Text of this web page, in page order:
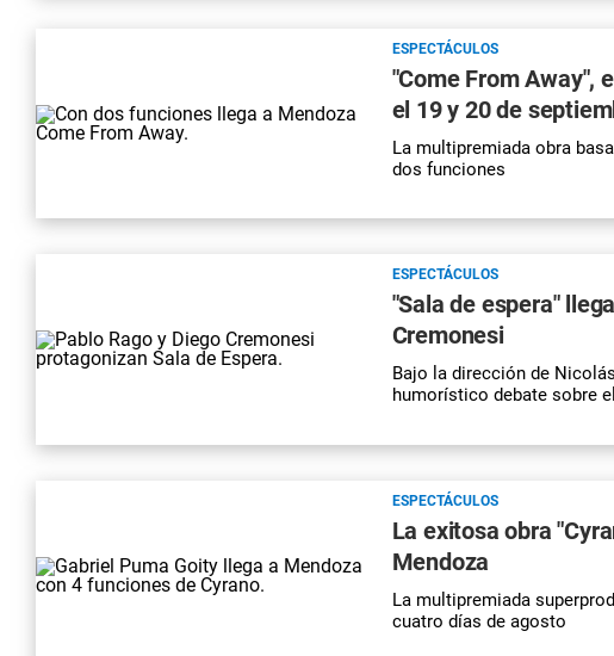
ESPECTÁCULOS
"Come From Away",
el 19 y 20 de
La multipremiada obra
dos funciones
ESPECTÁCULOS
"Sala de espera"
Cremonesi
Bajo la dirección de
humorístico debate sobre
ESPECTÁCULOS
La exitosa obra
Mendoza
La multipremiada
cuatro días de agosto